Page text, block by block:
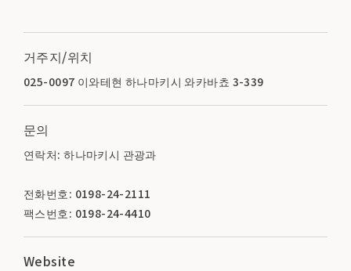
거주지/위치
025-0097 이와테현 하나마키시 와카바쵸 3-339
문의
연락처: 하나마키시 관광과
전화번호: 0198-24-2111
팩스번호: 0198-24-4410
Website